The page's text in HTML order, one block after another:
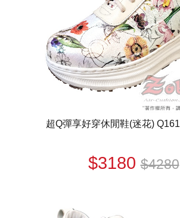
超Q彈享好穿休閒鞋(迷花) Q161
$3180$4280